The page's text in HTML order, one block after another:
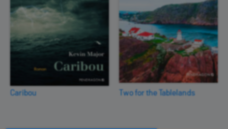
Caribou Two for the Tablelands